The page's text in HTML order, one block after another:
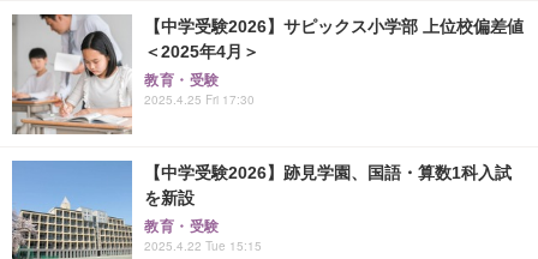
【中学受験2026】サピックス小学部 上位校偏差値
＜2025年4月＞
教育・受験
2025.4.25 Fri 17:30
【中学受験2026】跡見学園、国語・算数1科入試
を新設
教育・受験
2025.4.22 Tue 15:15